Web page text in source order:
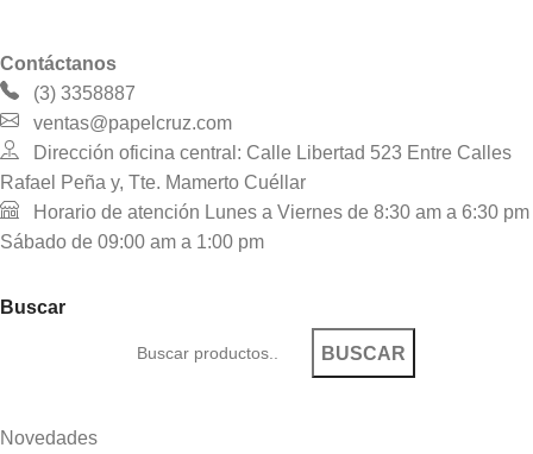
Contáctanos
(3) 3358887
ventas@papelcruz.com
Dirección oficina central: Calle Libertad 523 Entre Calles
Rafael Peña y, Tte. Mamerto Cuéllar
Horario de atención Lunes a Viernes de 8:30 am a 6:30 pm
Sábado de 09:00 am a 1:00 pm
Buscar
BUSCAR
Novedades